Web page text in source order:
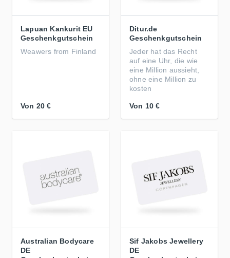
Lapuan Kankurit EU
Geschenkgutschein
Weawers from Finland
Von 20 €
Ditur.de
Geschenkgutschein
Jeder hat das Recht
auf eine Uhr, die wie
eine Million aussieht,
ohne eine Million zu
kosten
Von 10 €
Australian Bodycare
DE
Sif Jakobs Jewellery
DE